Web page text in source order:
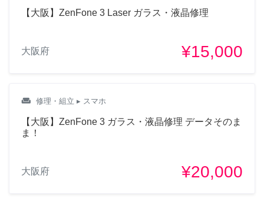
【大阪】ZenFone 3 Laser ガラス・液晶修理
大阪府 ¥15,000
weekend 修理・組立 ▸ スマホ
【大阪】ZenFone 3 ガラス・液晶修理 データそのま
ま！
大阪府 ¥20,000